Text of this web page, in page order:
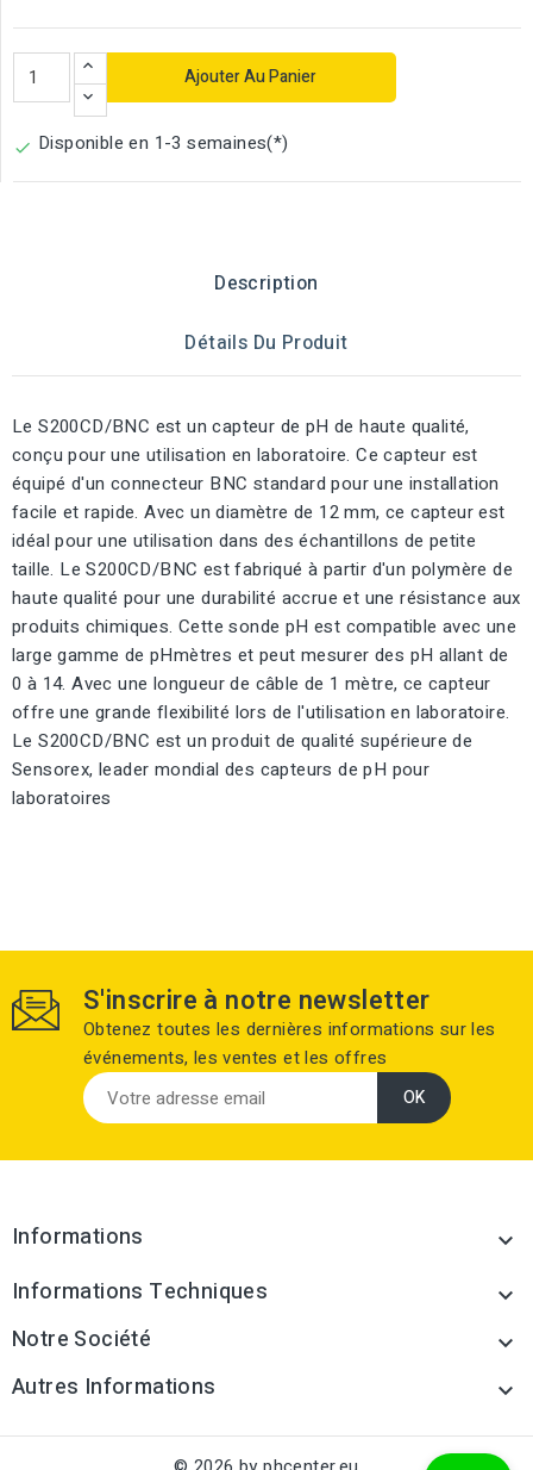
Ajouter Au Panier
 Disponible en 1-3 semaines(*)
Description
Détails Du Produit
Le S200CD/BNC est un capteur de pH de haute qualité,
conçu pour une utilisation en laboratoire. Ce capteur est
équipé d'un connecteur BNC standard pour une installation
facile et rapide. Avec un diamètre de 12 mm, ce capteur est
idéal pour une utilisation dans des échantillons de petite
taille. Le S200CD/BNC est fabriqué à partir d'un polymère de
haute qualité pour une durabilité accrue et une résistance aux
produits chimiques. Cette sonde pH est compatible avec une
large gamme de pHmètres et peut mesurer des pH allant de
0 à 14. Avec une longueur de câble de 1 mètre, ce capteur
offre une grande flexibilité lors de l'utilisation en laboratoire.
Le S200CD/BNC est un produit de qualité supérieure de
Sensorex, leader mondial des capteurs de pH pour
laboratoires
S'inscrire à notre newsletter
Obtenez toutes les dernières informations sur les
événements, les ventes et les offres
Informations 
Informations Techniques 
Notre Société 
Autres Informations 